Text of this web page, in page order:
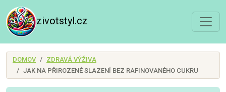
zivotstyl.cz
DOMOV
ZDRAVÁ VÝŽIVA
JAK NA PŘIROZENÉ SLAZENÍ BEZ RAFINOVANÉHO CUKRU